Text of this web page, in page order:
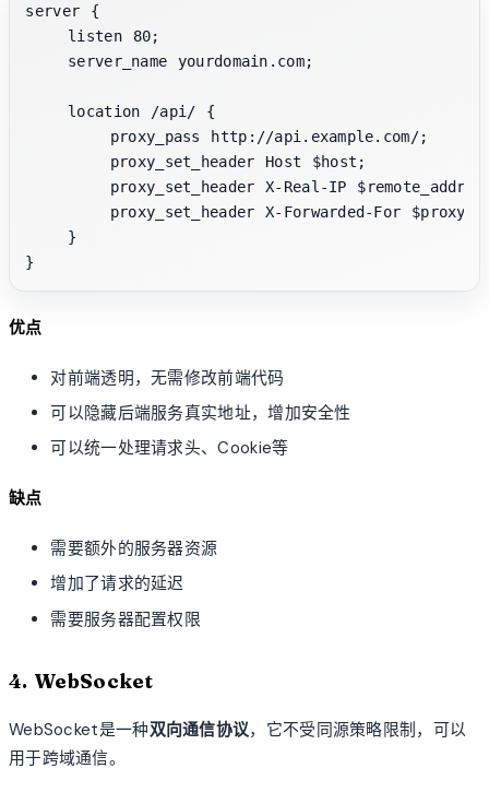
server {
    listen 80;
    server_name yourdomain.com;
    location /api/ {
        proxy_pass http://api.example.com/;
        proxy_set_header Host $host;
        proxy_set_header X-Real-IP $remote_addr;
proxy_set_header X-Forwarded-For
    }
优点
对前端透明，无需修改前端代码
可以隐藏后端服务真实地址，增加安全性
可以统一处理请求头、Cookie等
缺点
需要额外的服务器资源
增加了请求的延迟
需要服务器配置权限
4. WebSocket
WebSocket是一种双向通信协议，它不受同源策略限制，可以
用于跨域通信。